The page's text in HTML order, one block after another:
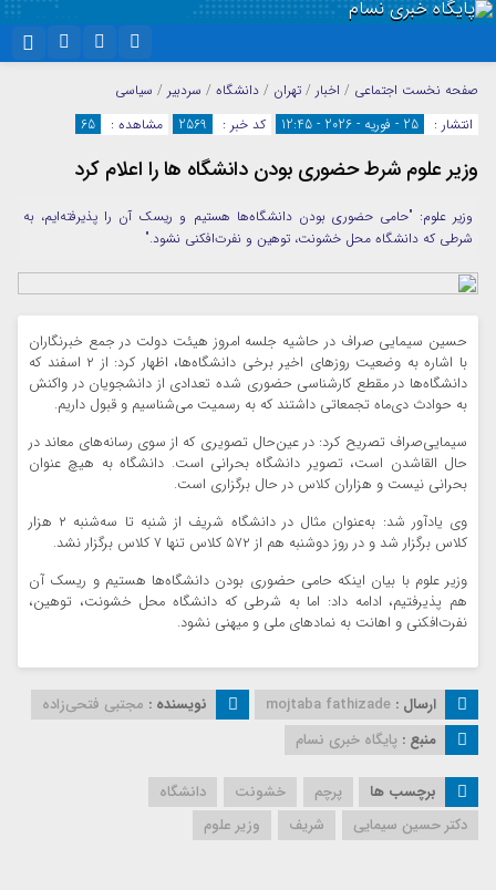
اینستاگرام
تلگرام
سروش
ایتا
آپارات
واتساپ
نام کاربری یا نشانی ایمیل
رمز عبور
صفحه نخست اجتماعی / اخبار / تهران / دانشگاه / سردبیر / سیاسی
انتشار :
25 - فوریه - 2026 - 12:45 کد خبر : 2569 مشاهده : 65
وزیر علوم شرط حضوری بودن دانشگاه ها را اعلام کرد
وزیر علوم: "حامی حضوری بودن دانشگاه‌ها هستیم و ریسک آن را پذیرفته‌ایم، به
شرطی که دانشگاه محل خشونت، توهین و نفرت‌افکنی نشود."
حسین سیمایی صراف در حاشیه جلسه امروز هیئت دولت در جمع خبرنگاران
با اشاره به وضعیت روزهای اخیر برخی دانشگاه‌ها، اظهار کرد: از ۲ اسفند که
دانشگاه‌ها در مقطع کارشناسی حضوری شده تعدادی از دانشجویان در واکنش
به حوادث دی‌ماه تجمعاتی داشتند که به رسمیت می‌شناسیم و قبول داریم.
سیمایی‌صراف تصریح کرد: در عین‌حال تصویری که از سوی رسانه‌های معاند در
حال القاشدن است، تصویر دانشگاه بحرانی است. دانشگاه به هیچ عنوان
بحرانی نیست و هزاران کلاس در حال برگزاری است.
وی یادآور شد: به‌عنوان مثال در دانشگاه شریف از شنبه تا سه‌شنبه ۲ هزار
کلاس برگزار شد و در روز دوشنبه هم از ۵۷۲ کلاس تنها ۷ کلاس برگزار نشد.
وزیر علوم با بیان اینکه حامی حضوری بودن دانشگاه‌ها هستیم و ریسک آن
هم پذیرفتیم، ادامه داد: اما به شرطی که دانشگاه محل خشونت، توهین،
نفرت‌افکنی و اهانت به نمادهای ملی و میهنی نشود.
ارسال : mojtaba fathizade نویسنده : مجتبی فتحی‌زاده
منبع : پایگاه خبری نسام
برچسب ها پرچم خشونت
دانشگاه
دکتر حسین سیمایی
شریف وزیر علوم